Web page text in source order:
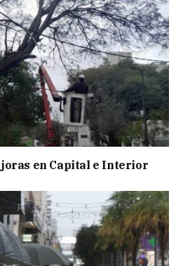
en Capital e Interior